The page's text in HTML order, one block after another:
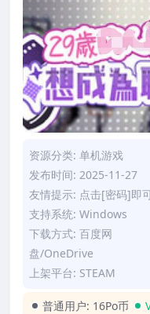
资源分类: 单机游戏
发布时间: 2025-11-27
友情提示: 点击[密码]即
支持系统: Windows
下载方式: 百度网
盘/OneDrive
上架平台: STEAM
普通用户: 16Po币